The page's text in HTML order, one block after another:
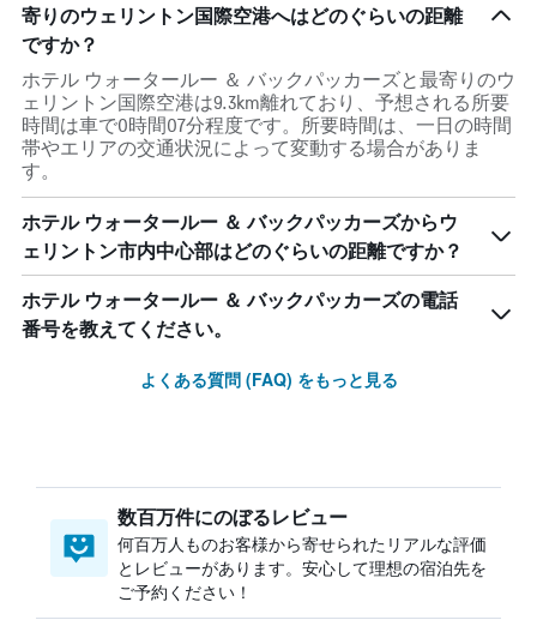
寄りのウェリントン国際空港へはどのぐらいの距離
ですか？
ホテル ウォータールー ＆ バックパッカーズと最寄りのウ
ェリントン国際空港は9.3km離れており、予想される所要
時間は車で0時間07分程度です。所要時間は、一日の時間
帯やエリアの交通状況によって変動する場合がありま
す。
ホテル ウォータールー ＆ バックパッカーズからウ
ェリントン市内中心部はどのぐらいの距離ですか？
ホテル ウォータールー ＆ バックパッカーズの電話
番号を教えてください。
よくある質問 (FAQ) をもっと見る
数百万件にのぼるレビュー
何百万人ものお客様から寄せられたリアルな評価
とレビューがあります。安心して理想の宿泊先を
ご予約ください！